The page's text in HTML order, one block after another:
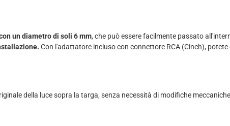
un diametro di soli 6 mm, che può essere facilmente passato
Con l'adattatore incluso con connettore RCA (Cinch), potete
della luce sopra la targa, senza necessità di modifiche